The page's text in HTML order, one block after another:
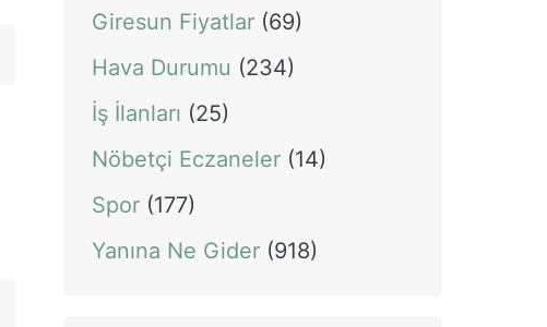
Giresun Fiyatlar (69)
Hava Durumu (234)
İş İlanları (25)
Nöbetçi Eczaneler (14)
Spor (177)
Yanına Ne Gider (918)